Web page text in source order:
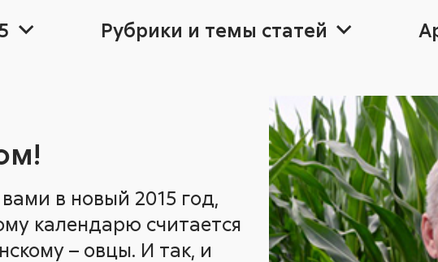
Рубрики и темы статей
2025 2024
Август non-
Прогресс
2025 2024
в новый 2015 год,
календарю считается
– овцы. И так, и